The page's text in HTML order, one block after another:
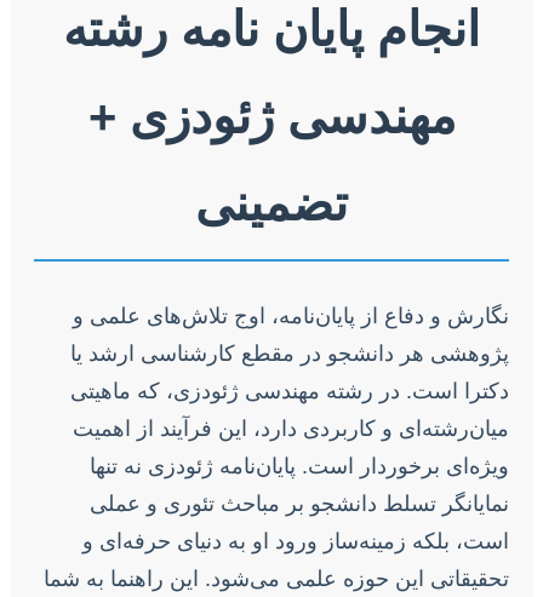
انجام پایان نامه رشته
مهندسی ژئودزی +
تضمینی
نگارش و دفاع از پایان‌نامه، اوج تلاش‌های علمی و
پژوهشی هر دانشجو در مقطع کارشناسی ارشد یا
دکترا است. در رشته مهندسی ژئودزی، که ماهیتی
میان‌رشته‌ای و کاربردی دارد، این فرآیند از اهمیت
ویژه‌ای برخوردار است. پایان‌نامه ژئودزی نه تنها
نمایانگر تسلط دانشجو بر مباحث تئوری و عملی
است، بلکه زمینه‌ساز ورود او به دنیای حرفه‌ای و
تحقیقاتی این حوزه علمی می‌شود. این راهنما به شما